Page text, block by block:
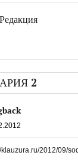
Редакция
2
klauzura.ru/2012/09/